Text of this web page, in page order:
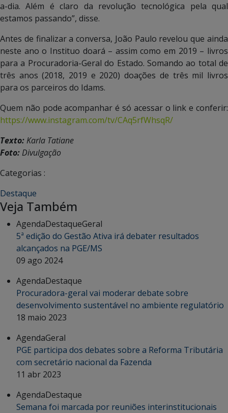
a-dia. Além é claro da revolução tecnológica pela qual
estamos passando”, disse.
Antes de finalizar a conversa, João Paulo revelou que ainda
neste ano o Instituo doará – assim como em 2019 – livros
para a Procuradoria-Geral do Estado. Somando ao total de
três anos (2018, 2019 e 2020) doações de três mil livros
para os parceiros do Idams.
Quem não pode acompanhar é só acessar o link e conferir:
https://www.instagram.com/tv/CAq5rfWhsqR/
Texto:Karla Tatiane
Foto:Divulgação
Categorias :
Destaque
Veja Também
AgendaDestaqueGeral
5ª edição do Gestão Ativa irá debater resultados
alcançados na PGE/MS
09 ago 2024
AgendaDestaque
Procuradora-geral vai moderar debate sobre
desenvolvimento sustentável no ambiente regulatório
18 maio 2023
AgendaGeral
PGE participa dos debates sobre a Reforma Tributária
com secretário nacional da Fazenda
11 abr 2023
AgendaDestaque
Semana foi marcada por reuniões interinstitucionais